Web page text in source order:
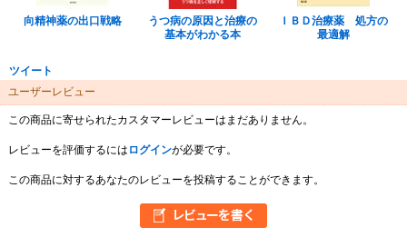
向精神薬の出口戦略
うつ病の原因と治療の
基本がわかる本
ＩＢＤ治療薬 処方の
最適解
ツイート
ユーザーレビュー
この商品に寄せられたカスタマーレビューはまだありません。
レビューを評価するには ログインが必要です。
この商品に対するあなたのレビューを投稿することができます。